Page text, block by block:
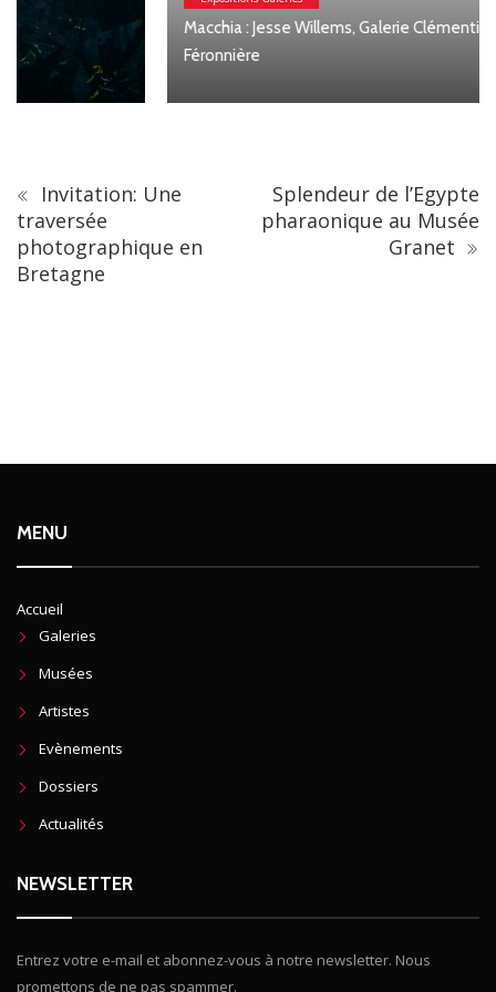
Macchia : Jesse Willems, Galerie Clémentine de la
Féronnière
Invitation: Une
traversée
photographique en
Bretagne
Splendeur de l’Egypte
pharaonique au Musée
Granet
MENU
Accueil
Galeries
Musées
Artistes
Evènements
Dossiers
Actualités
NEWSLETTER
Entrez votre e-mail et abonnez-vous à notre newsletter. Nous
promettons de ne pas spammer.